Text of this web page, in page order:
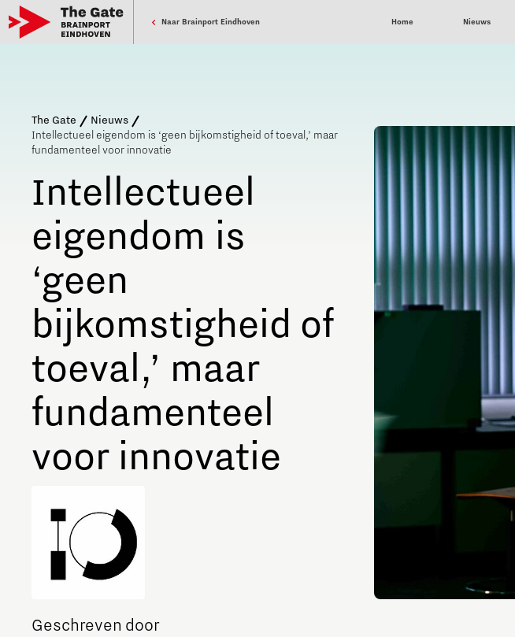
Naar Brainport Eindhoven Home Nieuws
The Gate
Nieuws
Intellectueel eigendom is ‘geen bijkomstigheid of toeval,’ maar
fundamenteel voor innovatie
Intellectueel
eigendom is
‘geen
bijkomstigheid of
toeval,’ maar
fundamenteel
voor innovatie
Geschreven door